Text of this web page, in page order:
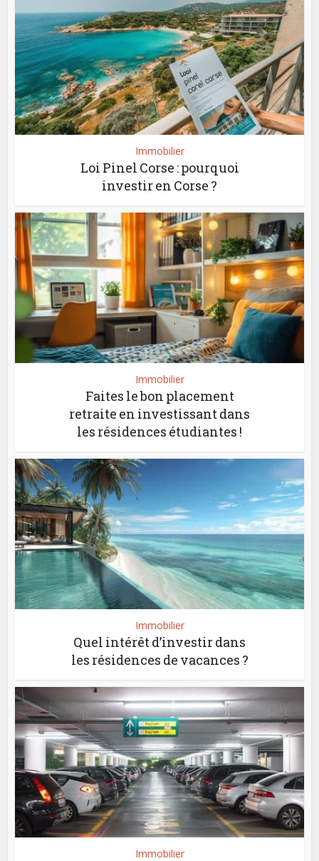
Immobilier
Loi Pinel Corse : pourquoi
investir en Corse ?
Immobilier
Faites le bon placement
retraite en investissant dans
les résidences étudiantes !
Immobilier
Quel intérêt d’investir dans
les résidences de vacances ?
Immobilier